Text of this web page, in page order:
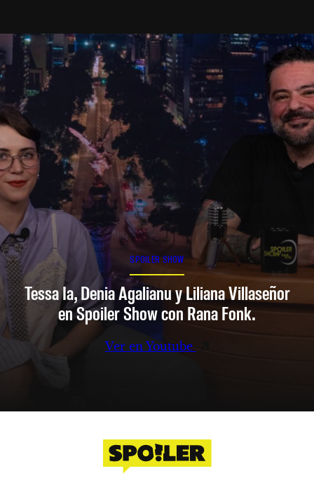
SPOILER SHOW
Tessa Ia, Denia Agalianu y Liliana Villaseñor
en Spoiler Show con Rana Fonk.
Ver en Youtube